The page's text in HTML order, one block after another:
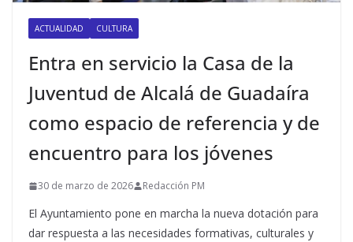
ACTUALIDAD CULTURA
Entra en servicio la Casa de la
Juventud de Alcalá de Guadaíra
como espacio de referencia y de
encuentro para los jóvenes
30 de marzo de 2026 Redacción PM
El Ayuntamiento pone en marcha la nueva dotación para
dar respuesta a las necesidades formativas, culturales y